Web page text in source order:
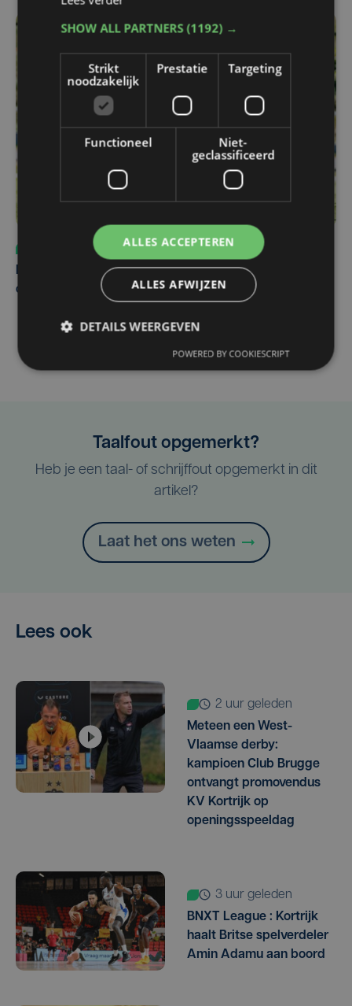
vr 31 juli | 12:46
Net voor kraker tegen Essevee: match van KV Kortrijk
op Anderlecht uitgesteld door Europees voetbal
Taalfout opgemerkt?
Heb je een taal- of schrijffout opgemerkt in dit
artikel?
Laat het ons weten
Lees ook
2 uur geleden
Meteen een West-
Vlaamse derby:
kampioen Club Brugge
ontvangt promovendus
KV Kortrijk op
openingsspeeldag
3 uur geleden
BNXT League : Kortrijk
haalt Britse spelverdeler
Amin Adamu aan boord
SHOW ALL PARTNERS(1192) →
Strikt
noodzakelijk
Prestatie Targeting
Functioneel
Niet-
geclassificeerd
ALLES ACCEPTEREN
ALLES AFWIJZEN
DETAILS WEERGEVEN
POWERED BY COOKIESCRIPT